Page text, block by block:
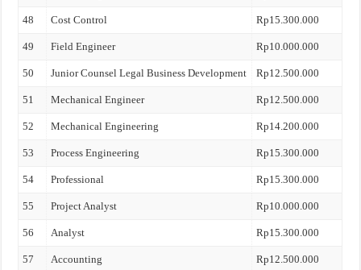
48 Cost Control Rp15.300.000
49 Field Engineer Rp10.000.000
50 Junior Counsel Legal Business Development Rp12.500.000
51 Mechanical Engineer Rp12.500.000
52 Mechanical Engineering Rp14.200.000
53 Process Engineering Rp15.300.000
54 Professional Rp15.300.000
55 Project Analyst Rp10.000.000
56 Analyst Rp15.300.000
57 Accounting Rp12.500.000